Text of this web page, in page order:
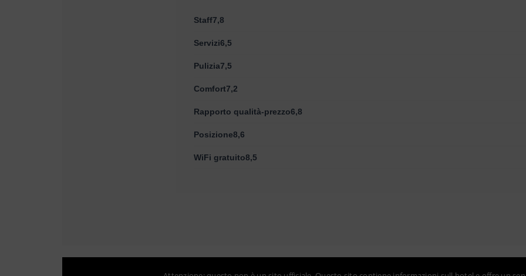
Staff7,8
Servizi6,5
Pulizia7,5
Comfort7,2
Rapporto qualità-prezzo6,8
Posizione8,6
WiFi gratuito8,5